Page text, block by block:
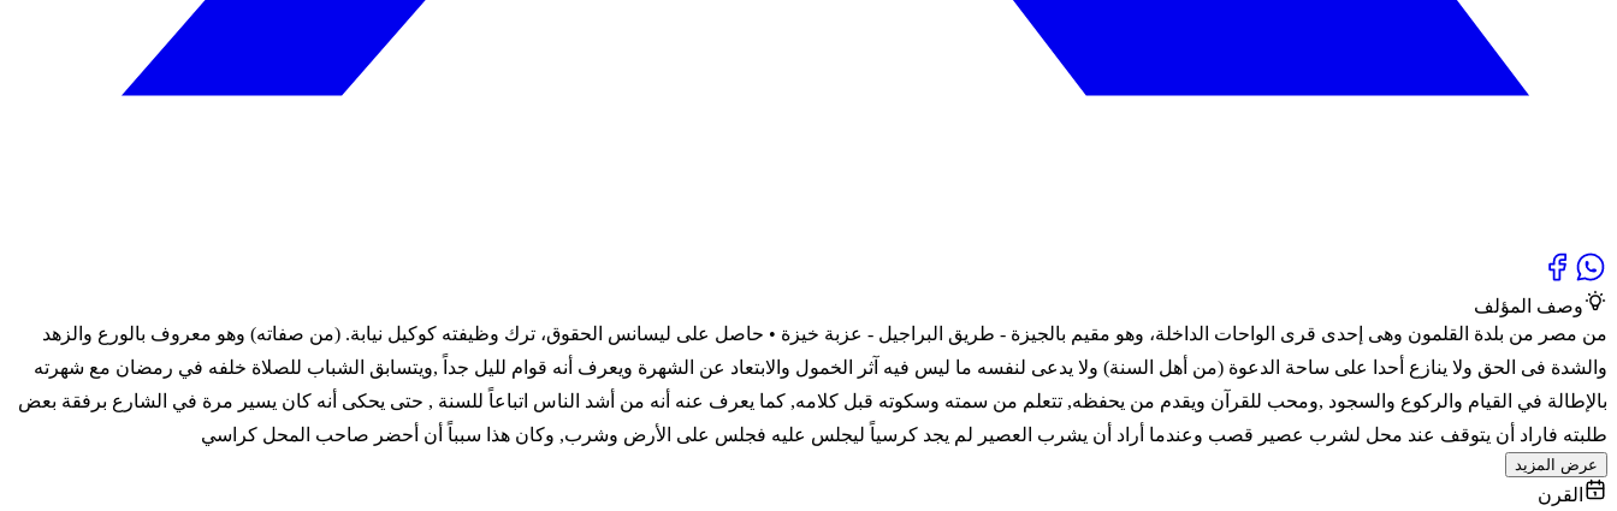
وصف المؤلف
من مصر من بلدة القلمون وهى إحدى قرى الواحات الداخلة، وهو مقيم بالجيزة - طريق البراجيل - عزبة خيزة • حاصل على ليسانس الحقوق، ترك وظيفته كوكيل نيابة. (من صفاته) وهو معروف بالورع والزهد
والشدة فى الحق ولا ينازع أحدا على ساحة الدعوة (من أهل السنة) ولا يدعى لنفسه ما ليس فيه آثر الخمول والابتعاد عن الشهرة ويعرف أنه قوام لليل جداً ,ويتسابق الشباب للصلاة خلفه في رمضان مع شهرته
بالإطالة في القيام والركوع والسجود ,ومحب للقرآن ويقدم من يحفظه, تتعلم من سمته وسكوته قبل كلامه, كما يعرف عنه أنه من أشد الناس اتباعاً للسنة , حتى يحكى أنه كان يسير مرة في الشارع برفقة بعض
طلبته فاراد أن يتوقف عند محل لشرب عصير قصب وعندما أراد أن يشرب العصير لم يجد كرسياً ليجلس عليه فجلس على الأرض وشرب, وكان هذا سبباً أن أحضر صاحب المحل كراسي
عرض المزيد
القرن